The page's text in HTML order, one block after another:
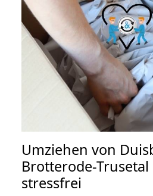
Umziehen von
Brotterode-Trusetal
stressfrei